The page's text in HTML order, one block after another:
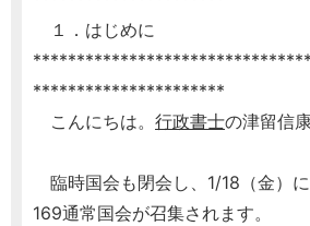
１．はじめに
**********************
こんにちは。 行政書士の津留信康
臨時国会も閉会し、1/18（金）
169通常国会が召集されます。